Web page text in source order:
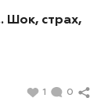
Шок, страх,
1 0